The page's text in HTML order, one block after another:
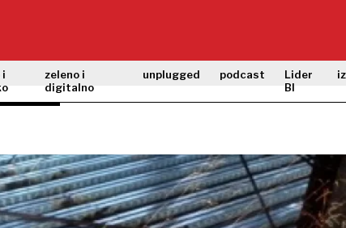
i
zeleno i
digitalno
unplugged podcast
Lider
BI